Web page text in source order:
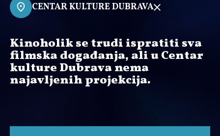
CENTAR KULTURE DUBRAVA
Kinoholik se trudi ispratiti sva
filmska događanja, ali u Centar
kulture Dubrava nema
najavljenih projekcija.